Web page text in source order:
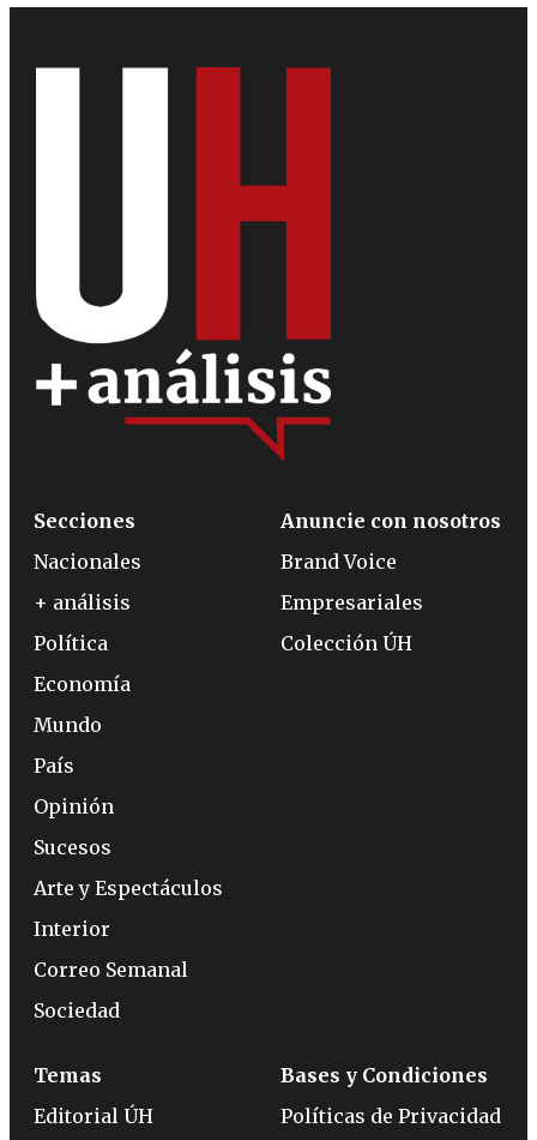
Secciones
Nacionales
+ análisis
Política
Economía
Mundo
País
Opinión
Sucesos
Arte y Espectáculos
Interior
Correo Semanal
Sociedad
Anuncie con nosotros
Brand Voice
Empresariales
Colección ÚH
Temas
Editorial ÚH
Bases y Condiciones
Políticas de Privacidad